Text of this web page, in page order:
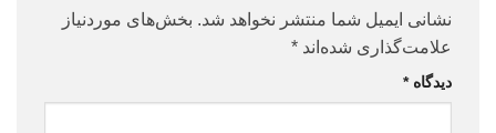
نشانی ایمیل شما منتشر نخواهد شد. بخش‌های موردنیاز
علامت‌گذاری شده‌اند *
دیدگاه*